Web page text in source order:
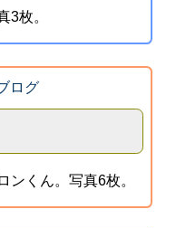
3枚。
ログ
くん。写真6枚。